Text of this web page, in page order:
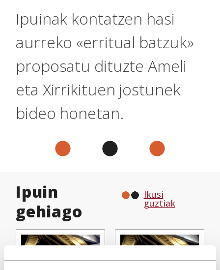
Ipuinak kontatzen hasi
aurreko «erritual batzuk»
proposatu dituzte Ameli
eta Xirrikituen jostunek
bideo honetan.
Ipuin
gehiago
Ikusi
guztiak